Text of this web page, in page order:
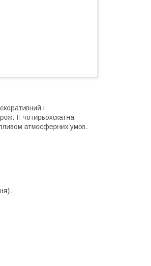
і
Її чотирьохскатна
атмосферних умов.